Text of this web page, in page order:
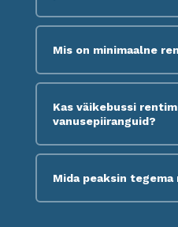
Mis on minimaalne
Kas väikebussi
vanusepiiranguid?
Mida peaksin